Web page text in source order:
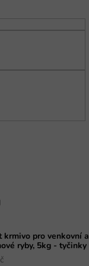
krmivo pro venkovní a
ryby, 5kg - tyčinky